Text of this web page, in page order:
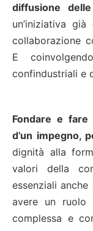
diffusione
un’iniziativa
collaborazione
E
confindustriali e
Fondare e
d’un impegno,
dignità alla
valori della
essenziali
avere un
complessa e